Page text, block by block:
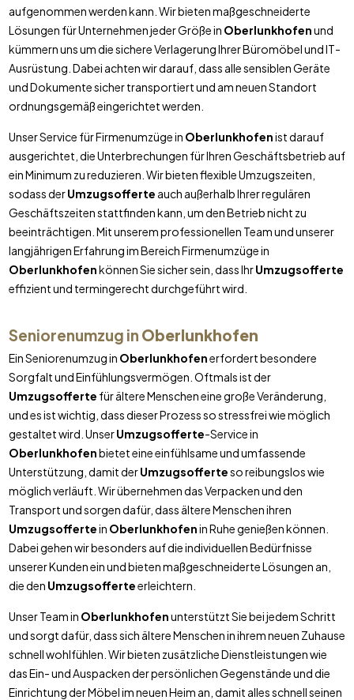
aufgenommen werden kann. Wir bieten maßgeschneiderte
Lösungen für Unternehmen jeder Größe in Oberlunkhofenund
kümmern uns um die sichere Verlagerung Ihrer Büromöbel und IT-
Ausrüstung. Dabei achten wir darauf, dass alle sensiblen Geräte
und Dokumente sicher transportiert und am neuen Standort
ordnungsgemäß eingerichtet werden.
Unser Service für Firmenumzüge in Oberlunkhofenist darauf
ausgerichtet, die Unterbrechungen für Ihren Geschäftsbetrieb auf
ein Minimum zu reduzieren. Wir bieten flexible Umzugszeiten,
sodass derUmzugsofferte auch außerhalb Ihrer regulären
Geschäftszeiten stattfinden kann, um den Betrieb nicht zu
beeinträchtigen. Mit unserem professionellen Team und unserer
langjährigen Erfahrung im Bereich Firmenumzüge in
Oberlunkhofenkönnen Sie sicher sein, dass IhrUmzugsofferte
effizient und termingerecht durchgeführt wird.
Seniorenumzug in Oberlunkhofen
Ein Seniorenumzug in Oberlunkhofenerfordert besondere
Sorgfalt und Einfühlungsvermögen. Oftmals ist der
Umzugsofferte für ältere Menschen eine große Veränderung,
und es ist wichtig, dass dieser Prozess so stressfrei wie möglich
gestaltet wird. UnserUmzugsofferte-Service in
Oberlunkhofenbietet eine einfühlsame und umfassende
Unterstützung, damit derUmzugsofferteso reibungslos wie
möglich verläuft. Wir übernehmen das Verpacken und den
Transport und sorgen dafür, dass ältere Menschen ihren
Umzugsoffertein Oberlunkhofenin Ruhe genießen können.
Dabei gehen wir besonders auf die individuellen Bedürfnisse
unserer Kunden ein und bieten maßgeschneiderte Lösungen an,
die den Umzugsofferteerleichtern.
Unser Team in Oberlunkhofenunterstützt Sie bei jedem Schritt
und sorgt dafür, dass sich ältere Menschen in ihrem neuen Zuhause
schnell wohlfühlen. Wir bieten zusätzliche Dienstleistungen wie
das Ein- und Auspacken der persönlichen Gegenstände und die
Einrichtung der Möbel im neuen Heim an, damit alles schnell seinen